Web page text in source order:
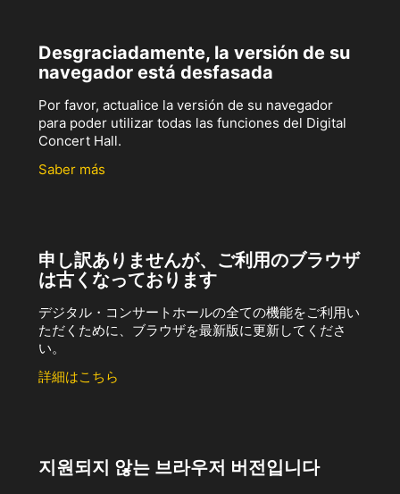
Desgraciadamente, la versión de su
navegador está desfasada
Por favor, actualice la versión de su navegador
para poder utilizar todas las funciones del Digital
Concert Hall.
Saber más
申し訳ありませんが、ご利用のブラウザ
は古くなっております
デジタル・コンサートホールの全ての機能をご利用い
ただくために、ブラウザを最新版に更新してくださ
い。
詳細はこちら
지원되지 않는 브라우저 버전입니다